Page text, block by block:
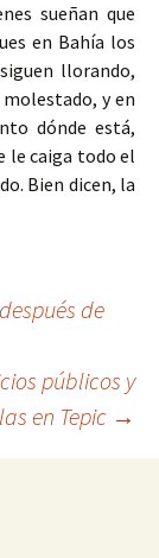
sueñan que
en Bahía los
llorando,
y en
dónde está,
le caiga todo el
Bien dicen, la
de
públicos y
en Tepic →